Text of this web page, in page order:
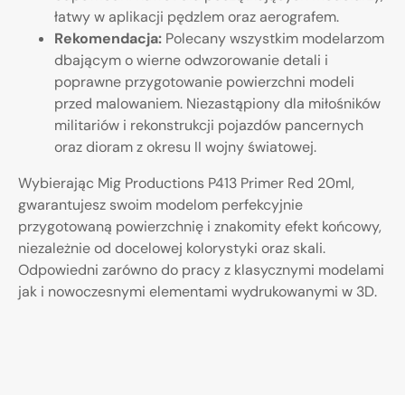
łatwy w aplikacji pędzlem oraz aerografem.
Rekomendacja: Polecany wszystkim modelarzom
dbającym o wierne odwzorowanie detali i
poprawne przygotowanie powierzchni modeli
przed malowaniem. Niezastąpiony dla miłośników
militariów i rekonstrukcji pojazdów pancernych
oraz dioram z okresu II wojny światowej.
Wybierając Mig Productions P413 Primer Red 20ml,
gwarantujesz swoim modelom perfekcyjnie
przygotowaną powierzchnię i znakomity efekt końcowy,
niezależnie od docelowej kolorystyki oraz skali.
Odpowiedni zarówno do pracy z klasycznymi modelami
jak i nowoczesnymi elementami wydrukowanymi w 3D.